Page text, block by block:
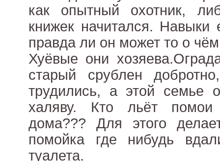
как опытный охотник,
книжек начитался. Навыки
правда ли он может то о чём
Хуёвые они
старый срублен
трудились, а этой семье
халяву. Кто льёт помои
дома??? Для этого
помойка где нибудь
туалета.